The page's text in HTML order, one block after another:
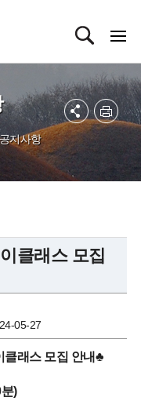
지사항
클래스 모집
05-27
클래스 모집 안내♣
)